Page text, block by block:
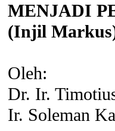
MENJADI
(Injil
Oleh:
Dr. Ir.
Ir. Soleman